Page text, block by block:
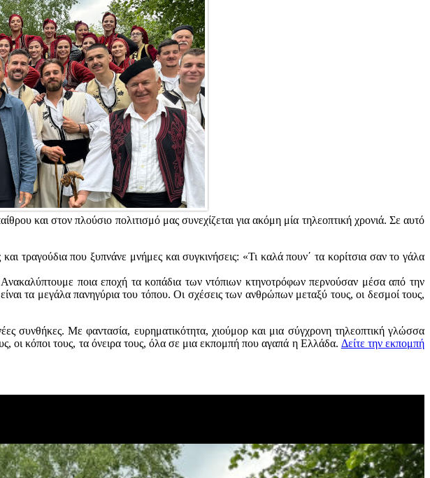
και στον πλούσιο πολιτισμό μας συνεχίζεται για ακόμη μία τηλεοπτική χρονιά. Σε αυτό
τραγούδια που ξυπνάνε μνήμες και συγκινήσεις: «Τι καλά πουν΄ τα κορίτσια σαν το γάλα
Ανακαλύπτουμε ποια εποχή τα κοπάδια των ντόπιων κτηνοτρόφων περνούσαν μέσα από την
τα μεγάλα πανηγύρια του τόπου. Οι σχέσεις των ανθρώπων μεταξύ τους, οι δεσμοί τους,
συνθήκες. Με φαντασία, ευρηματικότητα, χιούμορ και μια σύγχρονη τηλεοπτική γλώσσα
οι κόποι τους, τα όνειρα τους, όλα σε μια εκπομπή που αγαπά η Ελλάδα. Δείτε την εκπομπή